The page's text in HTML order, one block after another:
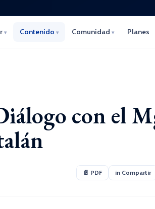
▾ Contenido ▾ Comunidad ▾ Planes
con el
📄 PDF in Compartir